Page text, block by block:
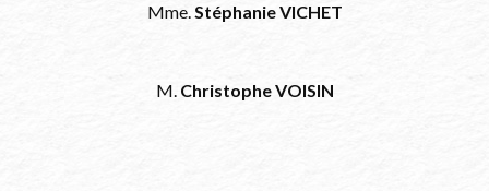
Mme.Stéphanie VICHET
M. Christophe VOISIN